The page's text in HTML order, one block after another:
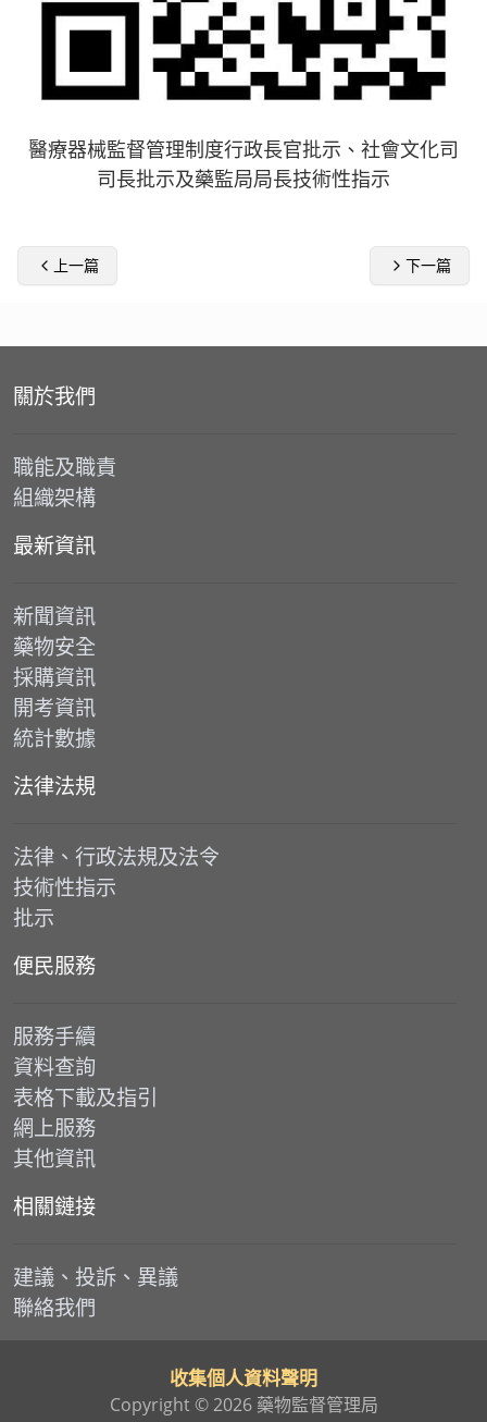
醫療器械監督管理制度行政長官批示、社會文化司
司長批示及藥監局局長技術性指示
上一篇 下一篇
關於我們
職能及職責
組織架構
最新資訊
新聞資訊
藥物安全
採購資訊
開考資訊
統計數據
法律法規
法律、行政法規及法令
技術性指示
批示
便民服務
服務手續
資料查詢
表格下載及指引
網上服務
其他資訊
相關鏈接
建議、投訴、異議
聯絡我們
收集個人資料聲明
Copyright © 2026 藥物監督管理局